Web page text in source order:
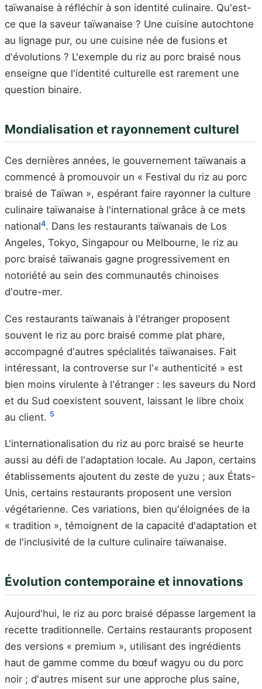
taïwanaise à réfléchir à son identité culinaire. Qu'est-
ce que la saveur taïwanaise ? Une cuisine autochtone
au lignage pur, ou une cuisine née de fusions et
d'évolutions ? L'exemple du riz au porc braisé nous
enseigne que l'identité culturelle est rarement une
question binaire.
Mondialisation et rayonnement culturel
Ces dernières années, le gouvernement taïwanais a
commencé à promouvoir un « Festival du riz au porc
braisé de Taïwan », espérant faire rayonner la culture
culinaire taïwanaise à l'international grâce à ce mets
national4. Dans les restaurants taïwanais de Los
Angeles, Tokyo, Singapour ou Melbourne, le riz au
porc braisé taïwanais gagne progressivement en
notoriété au sein des communautés chinoises
d'outre-mer.
Ces restaurants taïwanais à l'étranger proposent
souvent le riz au porc braisé comme plat phare,
accompagné d'autres spécialités taïwanaises. Fait
intéressant, la controverse sur l'« authenticité » est
bien moins virulente à l'étranger : les saveurs du Nord
et du Sud coexistent souvent, laissant le libre choix
au client. 5
L'internationalisation du riz au porc braisé se heurte
aussi au défi de l'adaptation locale. Au Japon, certains
établissements ajoutent du zeste de yuzu ; aux États-
Unis, certains restaurants proposent une version
végétarienne. Ces variations, bien qu'éloignées de la
« tradition », témoignent de la capacité d'adaptation et
de l'inclusivité de la culture culinaire taïwanaise.
Évolution contemporaine et innovations
Aujourd'hui, le riz au porc braisé dépasse largement la
recette traditionnelle. Certains restaurants proposent
des versions « premium », utilisant des ingrédients
haut de gamme comme du bœuf wagyu ou du porc
noir ; d'autres misent sur une approche plus saine,